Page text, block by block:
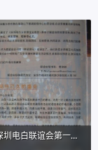
2001-11-18深圳电白联谊会第一期会刊图片01IMG_9731 (02）.JPG